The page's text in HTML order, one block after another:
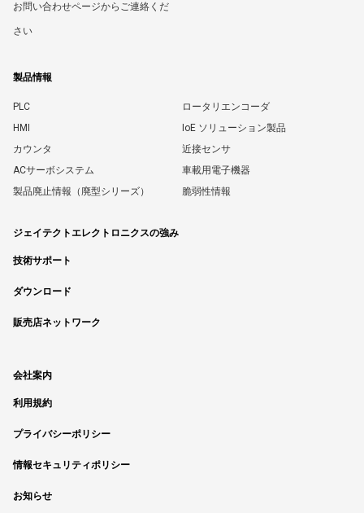
お問い合わせページからご連絡くだ
さい
製品情報
PLC
ロータリエンコーダ
HMI
IoE ソリューション製品
カウンタ
近接センサ
ACサーボシステム
車載用電子機器
製品廃止情報（廃型シリーズ）
脆弱性情報
ジェイテクトエレクトロニクスの強み
技術サポート
ダウンロード
販売店ネットワーク
会社案内
利用規約
プライバシーポリシー
情報セキュリティポリシー
お知らせ